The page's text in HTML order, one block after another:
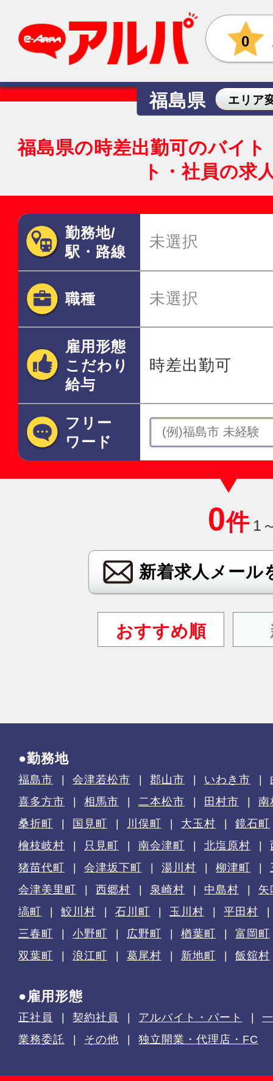
0
福島県 エリア
福島県の時差出勤可のバイ
ト・社員の求
勤務地/
駅・路線
未選択
職種 未選択
雇用形態
こだわり
給与
時差出勤可
フリー
ワード
0件 1
新着求人メール
おすすめ順
●勤務地
福島市 会津若松市 郡山市 いわき市
喜多方市
相馬市 二本松市 田村市
南
桑折町
国見町 川俣町 大玉村
鏡石町
檜枝岐村
只見町 南会津町 北塩原村
猪苗代町
会津坂下町 湯川村 柳津町
会津美里町
西郷村 泉崎村 中島村
矢
塙町
鮫川村 石川町 玉川村
平田村
三春町
小野町 広野町 楢葉町
富岡町
双葉町
浪江町 葛尾村 新地町 飯舘村
●雇用形態
正社員 契約社員 アルバイト・パート
業務委託
その他 独立開業・代理店・FC